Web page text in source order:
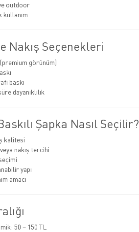
outdoor
kullanım
Nakış Seçenekleri
(premium görünüm)
baskı
dayanıklılık
Şapka Nasıl Seçilir?
kalitesi
nakış tercihi
yapı
amacı
50 – 150 TL